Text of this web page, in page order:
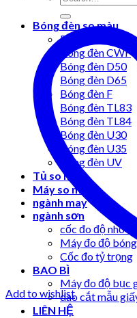
Bóng đèn so màu
Bóng đèn A
Bóng đèn CWF
Bóng đèn D50
Bóng đèn D65
Bóng đèn F
Bóng đèn TL83
Bóng đèn TL84
Bóng đèn U30
Bóng đèn U35
Bóng đèn UV
Tủ so màu
Máy so màu
ngành may
ngành sơn
cốc đo độ nhớt
Máy đo độ bóng
Cốc đo tỷ trọng
BAO BÌ
Máy đo độ bục
dao cắt mẫu
LIÊN HỆ
Add to wishlist